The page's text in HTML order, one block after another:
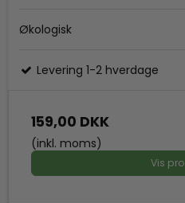
Økologisk
Levering 1-2 hverdage
159,00 DKK
(inkl. moms)
Vis